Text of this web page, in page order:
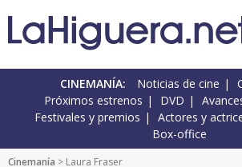
CINEMANÍA: Noticias de cine
Próximos estrenos
DVD
Festivales y premios
Actores y
Box-office
Cinemanía > Laura Fraser